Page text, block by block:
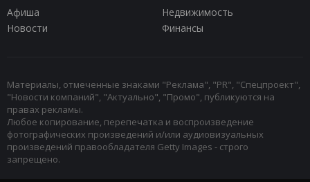
Афиша
Недвижимость
Новости
Финансы
Материалы, отмеченные знаками "Реклама", "PR", "Спецпроект",
"Новости компаний", "Актуально", "Промо", публикуются на
правах рекламы.
Любое копирование, перепечатка и воспроизведение
фотографических произведений и/или аудиовизуальных
произведений правообладателя Getty Images - строго
запрещено.